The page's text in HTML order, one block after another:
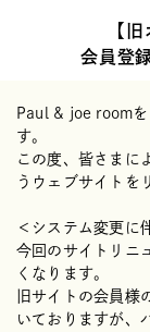
【
会員登
Paul & joe roomを
す。
この度、皆さまに
うウェブサイトを
＜システム変更に
今回のサイトリニ
くなります。
旧サイトの会員様
いておりますが、